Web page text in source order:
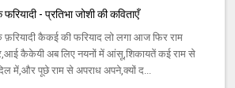
फरियादी - प्रतिभा जोशी की कविताएँ
फ़रियादी कैकई की फरियाद लो लगा आज फिर राम
कैकेयी अब लिए नयनों में आंसू,शिकायतें कई राम से
में,और पूछे राम से अपराध अपने,क्यों द...